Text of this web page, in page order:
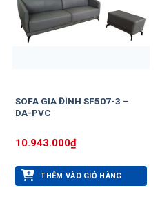
SOFA GIA ĐÌNH SF507-3 –
DA-PVC
10.943.000₫
THÊM VÀO GIỎ HÀNG